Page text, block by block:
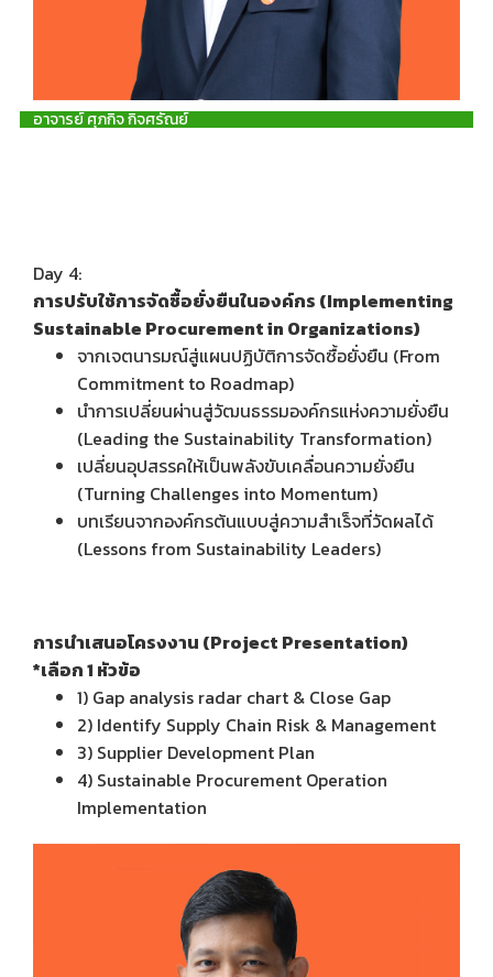
อาจารย์ ศุภกิจ กิจศรัณย์
Day 4:
การปรับใช้การจัดซื้อยั่งยืนในองค์กร (Implementing
Sustainable Procurement in Organizations)
จากเจตนารมณ์สู่แผนปฏิบัติการจัดซื้อยั่งยืน (From
Commitment to Roadmap)
นำการเปลี่ยนผ่านสู่วัฒนธรรมองค์กรแห่งความยั่งยืน
(Leading the Sustainability Transformation)
เปลี่ยนอุปสรรคให้เป็นพลังขับเคลื่อนความยั่งยืน
(Turning Challenges into Momentum)
บทเรียนจากองค์กรต้นแบบสู่ความสำเร็จที่วัดผลได้
(Lessons from Sustainability Leaders)
การนำเสนอโครงงาน (Project Presentation)
*เลือก 1 หัวข้อ
1) Gap analysis radar chart & Close Gap
2) Identify Supply Chain Risk & Management
3) Supplier Development Plan
4) Sustainable Procurement Operation
Implementation